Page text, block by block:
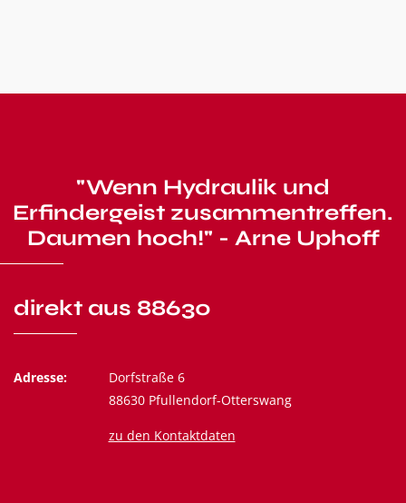
"Wenn Hydraulik und
Erfindergeist zusammentreffen.
Daumen hoch!" - Arne Uphoff
direkt aus 88630
Adresse:
Dorfstraße 6
88630 Pfullendorf-Otterswang
zu den Kontaktdaten